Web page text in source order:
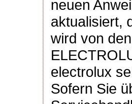
neuen
aktualisiert,
wird von
electrolux
Sofern Sie